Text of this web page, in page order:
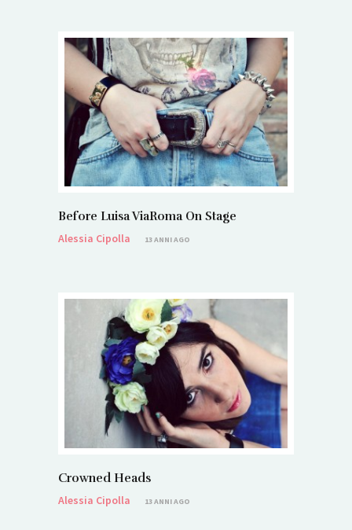
Before Luisa ViaRoma On Stage
Alessia Cipolla
13 ANNI AGO
Crowned Heads
Alessia Cipolla
13 ANNI AGO